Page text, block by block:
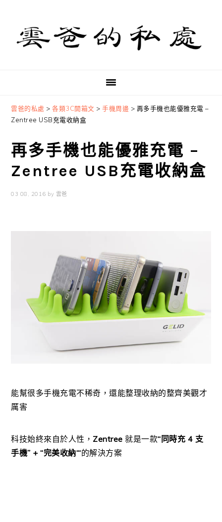
primary
navigation
content
primary
sidebar
雲爸的私處 >各類3C開箱文 >手機周邊 > 再多手機也能優雅充電 –
Zentree USB充電收納盒
再多手機也能優雅充電 –
Zentree USB充電收納盒
03 08, 2016 by 雲爸
能幫很多手機充電不稀奇，還能整理收納的整齊美觀才
厲害
科技始終來自於人性， Zentree 就是一款“ 同時充 4 支
手機” + “完美收納‘“的解決方案